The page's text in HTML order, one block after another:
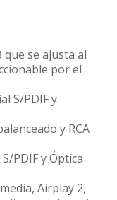
que se ajusta al
por el
S/PDIF y
y RCA
PDIF y Óptica
Airplay 2,